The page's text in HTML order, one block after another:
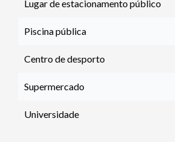
Lugar de estacionamento público
Piscina pública
Centro de desporto
Supermercado
Universidade